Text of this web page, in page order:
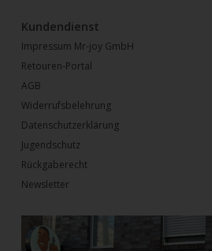
Kundendienst
Impressum Mr-joy GmbH
Retouren-Portal
AGB
Widerrufsbelehrung
Datenschutzerklärung
Jugendschutz
Rückgaberecht
Newsletter